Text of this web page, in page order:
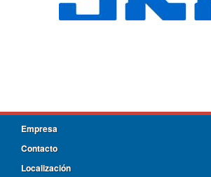
Empresa
Contacto
Localización